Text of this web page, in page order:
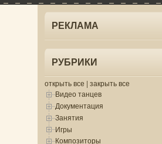
РЕКЛАМА
РУБРИКИ
открыть все | закрыть все
Видео танцев
Документация
Занятия
Игры
Композиторы